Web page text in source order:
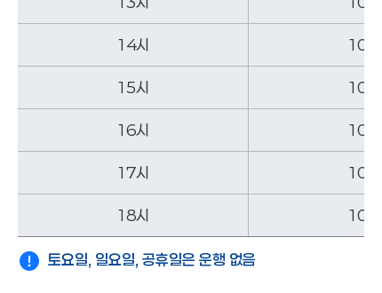
14시 10분
15시 10분
16시 10분
17시 10분
18시 10분
토요일, 일요일, 공휴일은 운행 없음